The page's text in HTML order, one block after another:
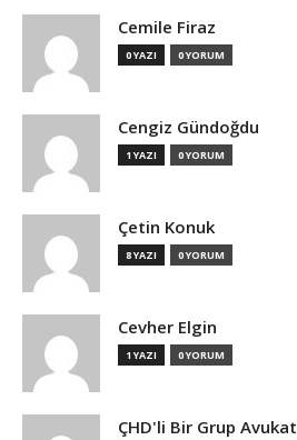
Cemile Firaz
0 YAZI 0 YORUM
Cengiz Gündoğdu
1 YAZI 0 YORUM
Çetin Konuk
8 YAZI 0 YORUM
Cevher Elgin
1 YAZI 0 YORUM
ÇHD'li Bir Grup Avukat